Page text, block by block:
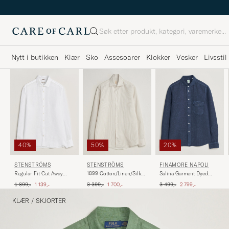
Søk
Nytt i butikken Klær Sko Assesoarer Klokker Vesker Livsstil
40%
STENSTRÖMS
Regular Fit Cut Away
Ordinær pris
1 899,- Nedsatt pris
1 139,-
50%
STENSTRÖMS
1899 Cotton/Linen/Silk
Ordinær pris
3 399,- Nedsatt pris
1 700,-
20%
FINAMORE NAPOLI
Salina Garment Dyed
Ordinær pris
3 499,- Nedsatt pris
2 799,-
KLÆR / SKJORTER